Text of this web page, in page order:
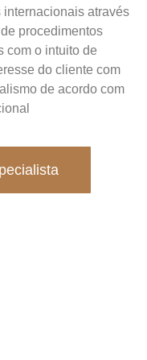
através
procedimentos
com o intuito de
do cliente com
de acordo com